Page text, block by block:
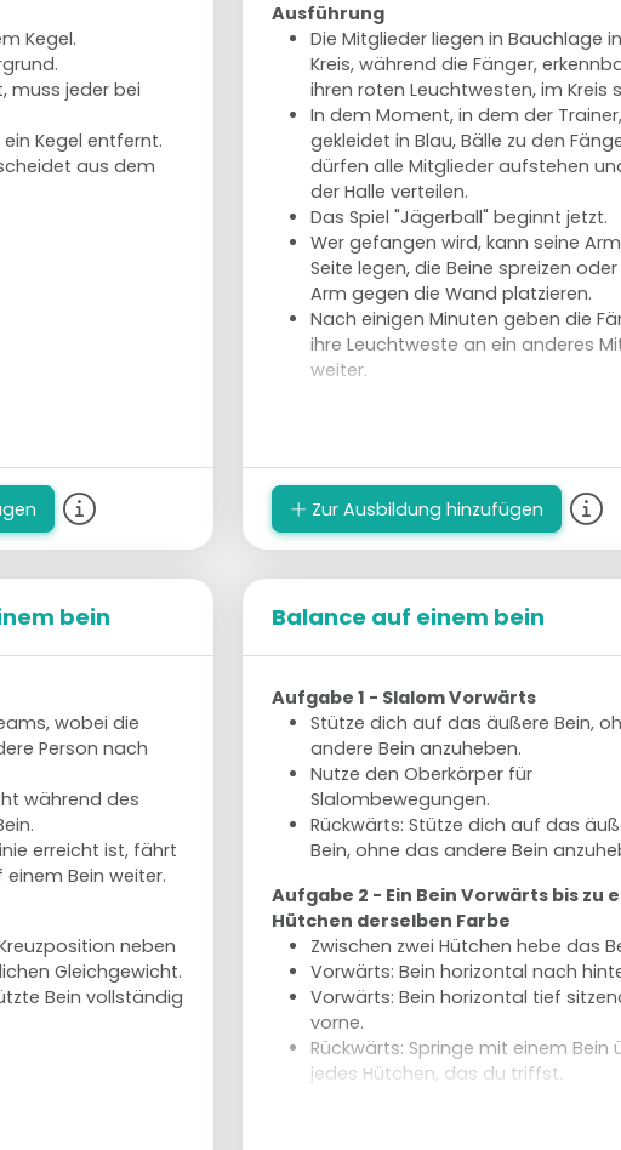
Kegel.
muss jeder bei
Kegel entfernt.
aus dem
Ausführung
Die Mitglieder liegen in Bauchlage
Kreis, während die Fänger,
ihren roten Leuchtwesten, im Kreis
In dem Moment, in dem der Trainer,
gekleidet in Blau, Bälle zu den
dürfen alle Mitglieder aufstehen
der Halle verteilen.
Das Spiel "Jägerball" beginnt jetzt.
Wer gefangen wird, kann seine
Seite legen, die Beine spreizen
Arm gegen die Wand platzieren.
Nach einigen Minuten geben die
ihre Leuchtweste an ein anderes
weiter.
Zur Ausbildung hinzufügen
bein
wobei die
Person nach
während des
erreicht ist, fährt
Bein weiter.
neben
Gleichgewicht.
Bein vollständig
Balance auf einem bein
Aufgabe 1 - Slalom Vorwärts
Stütze dich auf das äußere Bein,
andere Bein anzuheben.
Nutze den Oberkörper für
Slalombewegungen.
Rückwärts: Stütze dich auf das
Bein, ohne das andere Bein
Aufgabe 2 - Ein Bein Vorwärts bis zu
Hütchen derselben Farbe
Zwischen zwei Hütchen hebe das
Vorwärts: Bein horizontal nach
Vorwärts: Bein horizontal tief
vorne.
Rückwärts: Springe mit einem Bein
jedes Hütchen, das du triffst.